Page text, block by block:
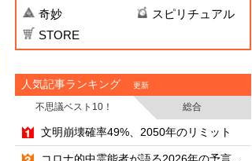
奇妙
スピリチュアル
STORE
人気記事ランキング 更新
不思議ベスト10！
総合
・
文明崩壊確率49%、2050年のリミット
・